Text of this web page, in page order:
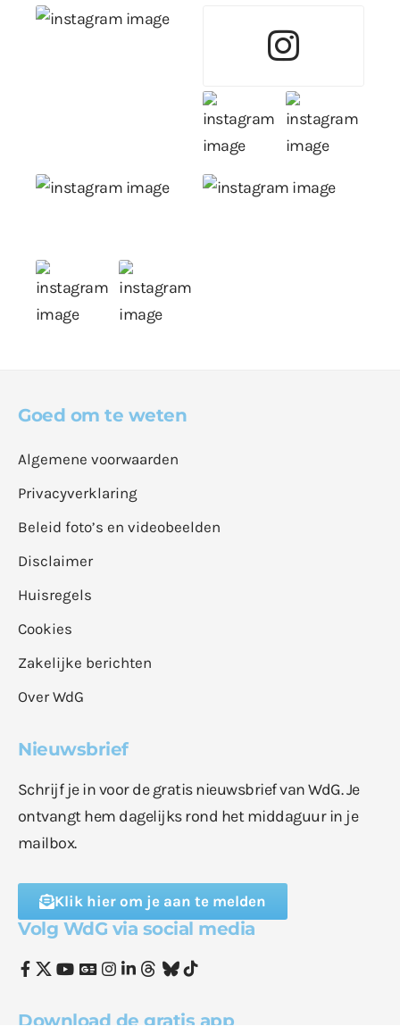
Goed om te weten
Algemene voorwaarden
Privacyverklaring
Beleid foto’s en videobeelden
Disclaimer
Huisregels
Cookies
Zakelijke berichten
Over WdG
Nieuwsbrief
Schrijf je in voor de gratis nieuwsbrief van WdG. Je
ontvangt hem dagelijks rond het middaguur in je
mailbox.
Klik hier om je aan te melden
Volg WdG via social media
Download de gratis app